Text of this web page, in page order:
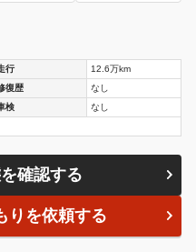
行
12.6万km
復歴
なし
検
なし
確認する
りを依頼する